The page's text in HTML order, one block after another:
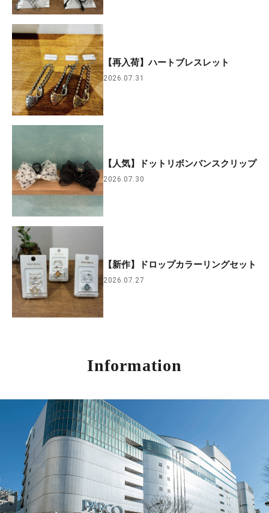
【再入荷】ハートブレスレット
2026.07.31
【人気】ドットリボンバンスクリップ
2026.07.30
【新作】ドロップカラーリングセット
2026.07.27
Information